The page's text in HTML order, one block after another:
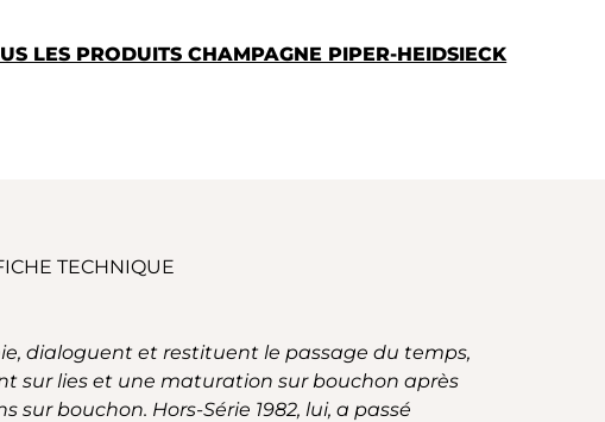
LES PRODUITS CHAMPAGNE PIPER-HEIDSIECK
TECHNIQUE
dialoguent et restituent le passage du temps,
sur lies et une maturation sur bouchon après
bouchon. Hors-Série 1982, lui, a passé